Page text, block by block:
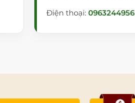
Điện thoại:0963244956